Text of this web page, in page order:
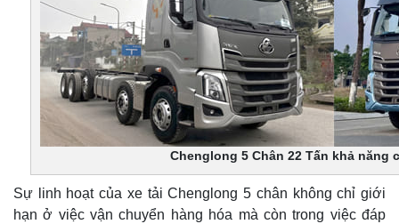
Chenglong 5 Chân 22 Tấn khả năng
Sự linh hoạt của xe tải Chenglong 5 chân không chỉ giới
hạn ở việc vận chuyển hàng hóa mà còn trong việc đáp